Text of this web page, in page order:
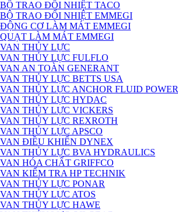
BỘ TRAO ĐỔI NHIỆT TACO
BỘ TRAO ĐỔI NHIỆT EMMEGI
ĐỘNG CƠ LÀM MÁT EMMEGI
QUẠT LÀM MÁT EMMEGI
VAN THỦY LỰC
VAN THỦY LỰC FULFLO
VAN AN TOÀN GENERANT
VAN THỦY LỰC BETTS USA
VAN THỦY LỰC ANCHOR FLUID POWER
VAN THỦY LỰC HYDAC
VAN THỦY LỰC VICKERS
VAN THỦY LỰC REXROTH
VAN THỦY LỰC APSCO
VAN ĐIỀU KHIỂN DYNEX
VAN THỦY LỰC BVA HYDRAULICS
VAN HÓA CHẤT GRIFFCO
VAN KIỂM TRA HP TECHNIK
VAN THỦY LỰC PONAR
VAN THỦY LỰC ATOS
VAN THỦY LỰC HAWE